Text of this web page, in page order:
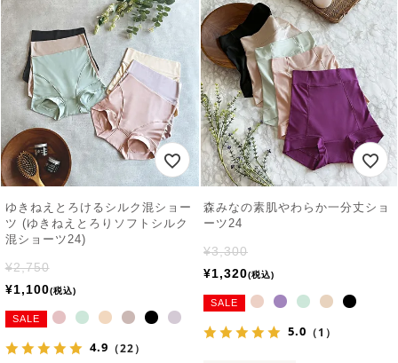
ゆきねえとろけるシルク混ショー
ツ (ゆきねえとろりソフトシルク
混ショーツ24)
¥2,750
¥1,100 税込
SALE
4.9 （22）
森みなの素肌やわらか一分丈ショ
ーツ24
¥3,300
¥1,320 税込
SALE
5.0 （1）